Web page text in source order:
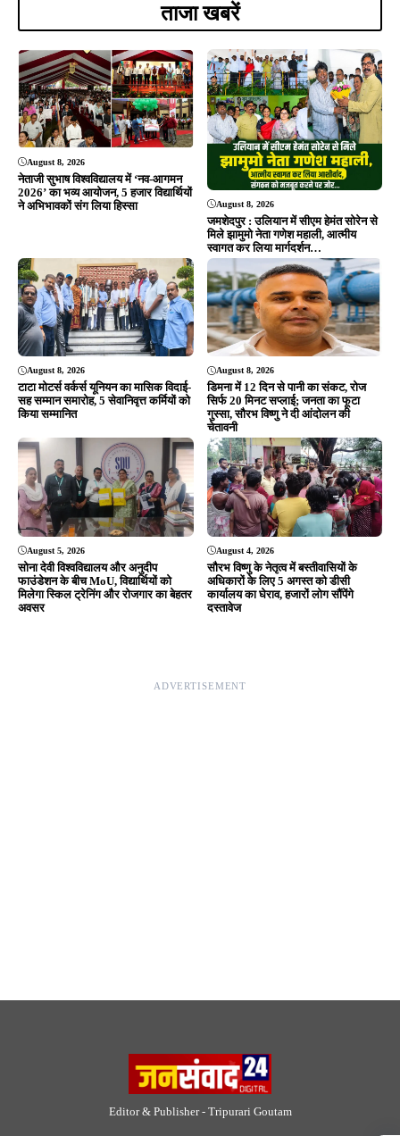
ताजा खबरें
August 8, 2026
नेताजी सुभाष विश्वविद्यालय में ‘नव-आगमन
2026’ का भव्य आयोजन, 5 हजार विद्यार्थियों
ने अभिभावकों संग लिया हिस्सा
August 8, 2026
जमशेदपुर : उलियान में सीएम हेमंत सोरेन से
मिले झामुमो नेता गणेश महाली, आत्मीय
स्वागत कर लिया मार्गदर्शन…
August 8, 2026
टाटा मोटर्स वर्कर्स यूनियन का मासिक विदाई-
सह सम्मान समारोह, 5 सेवानिवृत्त कर्मियों को
किया सम्मानित
August 8, 2026
डिमना में 12 दिन से पानी का संकट, रोज
सिर्फ 20 मिनट सप्लाई; जनता का फूटा
गुस्सा, सौरभ विष्णु ने दी आंदोलन की
चेतावनी
August 5, 2026
सोना देवी विश्वविद्यालय और अनुदीप
फाउंडेशन के बीच MoU, विद्यार्थियों को
मिलेगा स्किल ट्रेनिंग और रोजगार का बेहतर
अवसर
August 4, 2026
सौरभ विष्णु के नेतृत्व में बस्तीवासियों के
अधिकारों के लिए 5 अगस्त को डीसी
कार्यालय का घेराव, हजारों लोग सौंपेंगे
दस्तावेज
ADVERTISEMENT
Editor & Publisher - Tripurari Goutam